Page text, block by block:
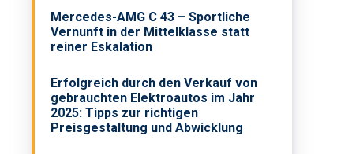
Mercedes-AMG C 43 – Sportliche
Vernunft in der Mittelklasse statt
reiner Eskalation
Erfolgreich durch den Verkauf von
gebrauchten Elektroautos im Jahr
2025: Tipps zur richtigen
Preisgestaltung und Abwicklung